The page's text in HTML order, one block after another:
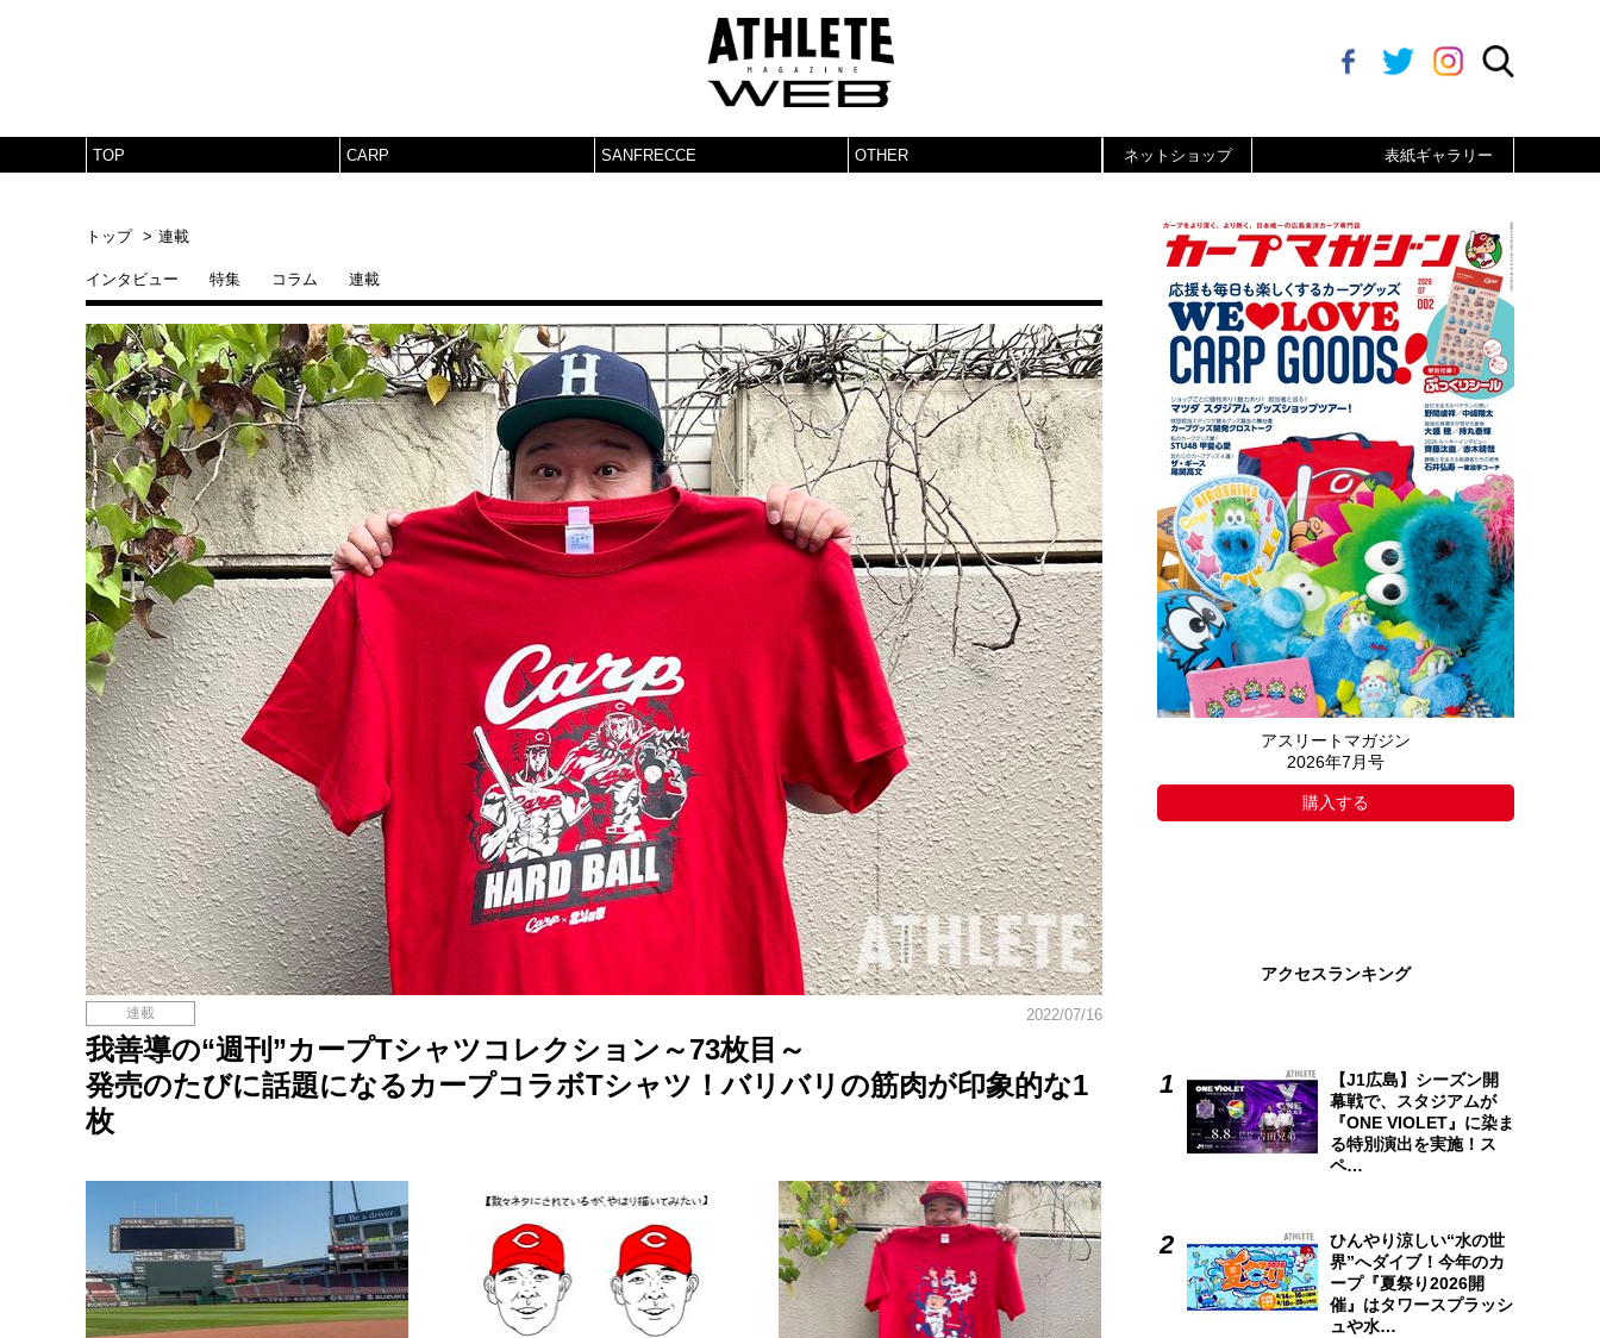
TOP CARP SANFRECCE OTHER ネットショップ 表紙ギャラリー
トップ 連載
インタビュー 特集 コラム 連載
連載 2022/07/16
我善導の“週刊”カープTシャツコレクション～73枚目～
発売のたびに話題になるカープコラボTシャツ！バリバリの筋肉が印象的な1
枚
アスリートマガジン
2026年7月号
購入する
アクセスランキング
【J1広島】シーズン開
幕戦で、スタジアムが
『ONE VIOLET』に染ま
る特別演出を実施！ス
ペ…
ひんやり涼しい“水の世
界”へダイブ！今年のカ
ープ『夏祭り2026開
催』はタワースプラッシ
ュや水…